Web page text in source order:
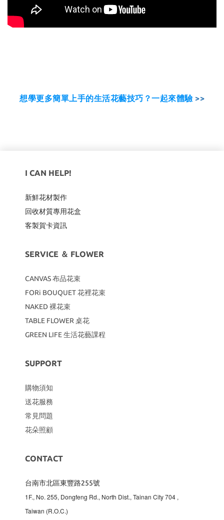
想學更多簡單上手的生活花藝技巧？一起來體驗>>
I CAN HELP!
新鮮花材製作
回收材質專用花盒
客製賀卡資訊
SERVICE ＆ FLOWER
CANVAS布品花束
FORi BOUQUET 花裡花束
NAKED 裸花束
TABLE FLOWER 桌花
GREEN LIFE 生活花藝課程
SUPPORT
購物須知
送花服務
常見問題
花朵照顧
CONTACT
台南市北區東豐路255號
1F., No. 255, Dongfeng Rd., North Dist., Tainan City 704 ,
Taiwan (R.O.C.)